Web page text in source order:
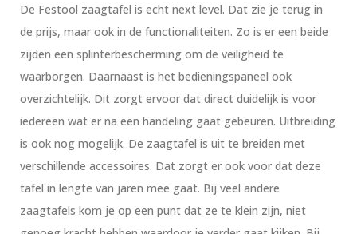
De Festool zaagtafel is echt next level. Dat zie je terug in
de prijs, maar ook in de functionaliteiten. Zo is er een beide
zijden een splinterbescherming om de veiligheid te
waarborgen. Daarnaast is het bedieningspaneel ook
overzichtelijk. Dit zorgt ervoor dat direct duidelijk is voor
iedereen wat er na een handeling gaat gebeuren. Uitbreiding
is ook nog mogelijk. De zaagtafel is uit te breiden met
verschillende accessoires. Dat zorgt er ook voor dat deze
tafel in lengte van jaren mee gaat. Bij veel andere
zaagtafels kom je op een punt dat ze te klein zijn, niet